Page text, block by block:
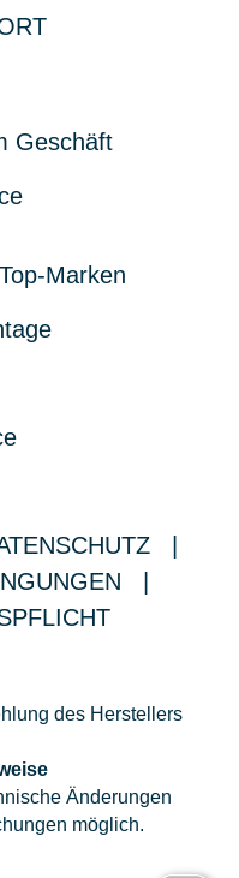
Geschäft
Marken
des Herstellers
Änderungen
möglich.